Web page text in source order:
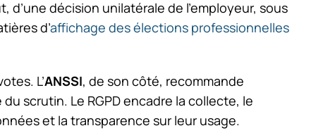
décision unilatérale de l’employeur, sous
d’affichage des élections professionnelles
L’ANSSI, de son côté, recommande
scrutin. Le RGPD encadre la collecte, le
et la transparence sur leur usage.